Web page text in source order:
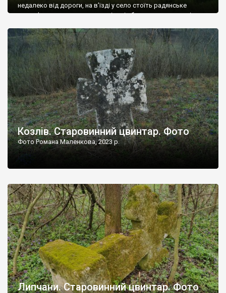
недалеко від дороги, на в’їзді у село стоїть радянське
рельєфне пано, яке показує жінку і яблуню, а трохи далі, десь
не видно, але видно дві стареньких колії у траві – […]
Козлів. Старовинний цвинтар. Фото
Фото Романа Маленкова, 2023 р.
Липчани. Старовинний цвинтар. Фото